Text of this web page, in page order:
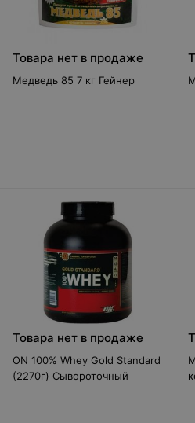
Товара нет в продаже
Медведь 85 7 кг Гейнер
Товара нет в продаже
ON 100% Whey Gold Standard
(2270г) Сывороточный